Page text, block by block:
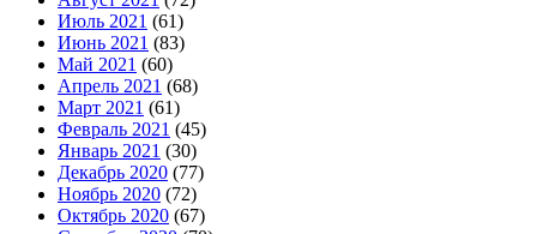
Июль 2021 (61)
Июнь 2021 (83)
Май 2021 (60)
Апрель 2021 (68)
Март 2021 (61)
Февраль 2021 (45)
Январь 2021 (30)
Декабрь 2020 (77)
Ноябрь 2020 (72)
Октябрь 2020 (67)